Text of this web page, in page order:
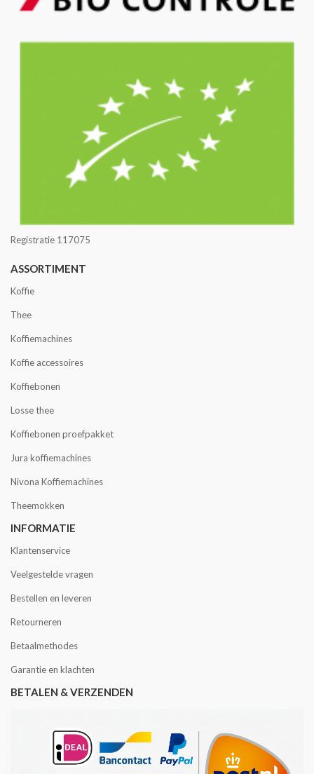
Registratie 117075
ASSORTIMENT
Koffie
Thee
Koffiemachines
Koffie accessoires
Koffiebonen
Losse thee
Koffiebonen proefpakket
Jura koffiemachines
Nivona Koffiemachines
Theemokken
INFORMATIE
Klantenservice
Veelgestelde vragen
Bestellen en leveren
Retourneren
Betaalmethodes
Garantie en klachten
BETALEN & VERZENDEN